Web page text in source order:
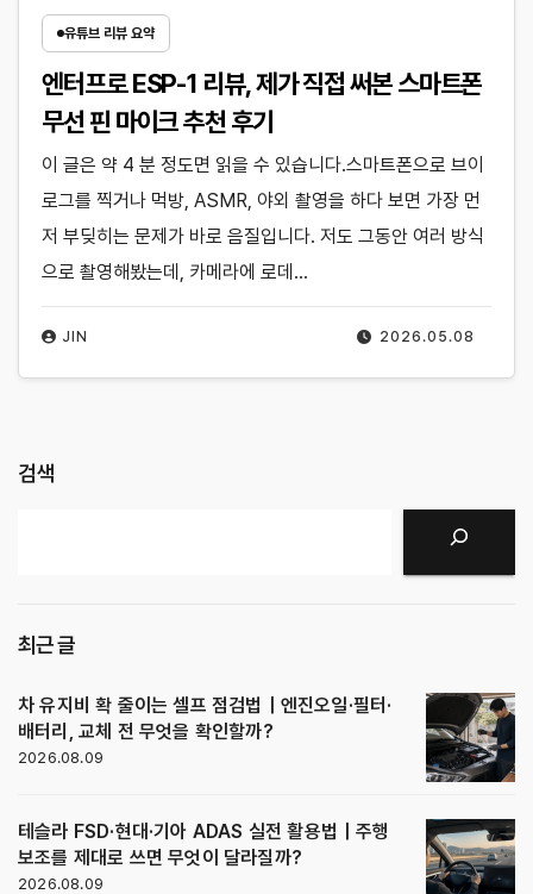
유튜브 리뷰 요약
엔터프로 ESP-1 리뷰, 제가 직접 써본 스마트폰
무선 핀 마이크 추천 후기
2026.05.08
JIN
이 글은 약 4 분 정도면 읽을 수 있습니다.스마트폰으로 브이
로그를 찍거나 먹방, ASMR, 야외 촬영을 하다 보면 가장 먼
저 부딪히는 문제가 바로 음질입니다. 저도 그동안 여러 방식
으로 촬영해봤는데, 카메라에 로데…
검색
최근 글
차 유지비 확 줄이는 셀프 점검법｜엔진오일·필터·
배터리, 교체 전 무엇을 확인할까?
2026.08.09
테슬라 FSD·현대·기아 ADAS 실전 활용법｜주행
보조를 제대로 쓰면 무엇이 달라질까?
2026.08.09